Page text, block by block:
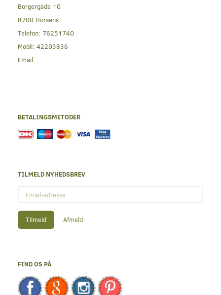
Borgergade 10
8700 Horsens
Telefon: 76251740
Mobil: 42203836
Email
BETALINGSMETODER
TILMELD NYHEDSBREV
adresse
Tilmeld Afmeld
FIND OS PÅ